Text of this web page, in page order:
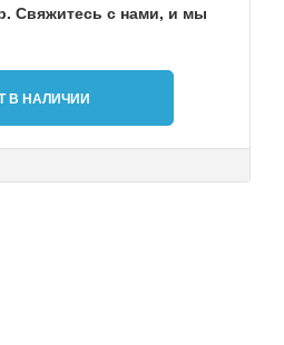
Свяжитесь с нами, и мы
В НАЛИЧИИ